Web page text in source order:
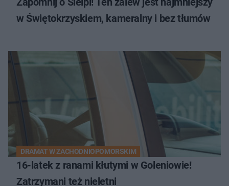
w Świętokrzyskiem, kameralny i bez tłumów
DRAMAT W ZACHODNIOPOMORSKIM
16-latek z ranami kłutymi w Goleniowie!
Zatrzymani też nieletni